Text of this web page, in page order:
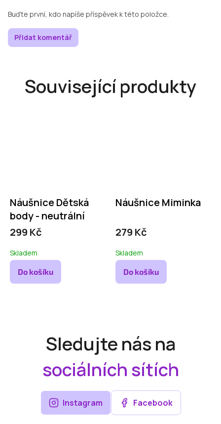
Související produkty
Náušnice Dětská
body - neutrální
299 Kč
Skladem
Do košíku
Náušnice Miminka
279 Kč
Skladem
Do košíku
Buďte první, kdo napíše příspěvek k této položce.
Přidat komentář
Sledujte nás na
sociálních sítích
Instagram Facebook